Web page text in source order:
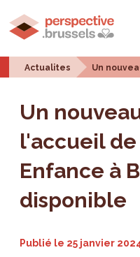
Actualites Un
Un
l'accueil
Enfance à
disponible
Publié le 25 janvier